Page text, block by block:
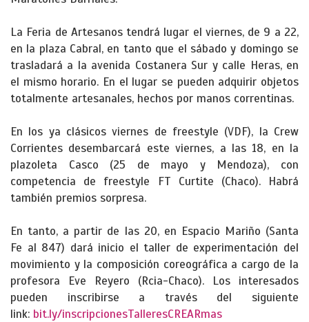
La Feria de Artesanos tendrá lugar el viernes, de 9 a 22,
en la plaza Cabral, en tanto que el sábado y domingo se
trasladará a la avenida Costanera Sur y calle Heras, en
el mismo horario. En el lugar se pueden adquirir objetos
totalmente artesanales, hechos por manos correntinas.
En los ya clásicos viernes de freestyle (VDF), la Crew
Corrientes desembarcará este viernes, a las 18, en la
plazoleta Casco (25 de mayo y Mendoza), con
competencia de freestyle FT Curtite (Chaco). Habrá
también premios sorpresa.
En tanto, a partir de las 20, en Espacio Mariño (Santa
Fe al 847) dará inicio el taller de experimentación del
movimiento y la composición coreográfica a cargo de la
profesora Eve Reyero (Rcia-Chaco). Los interesados
pueden inscribirse a través del siguiente
link: bit.ly/inscripcionesTalleresCREARmas